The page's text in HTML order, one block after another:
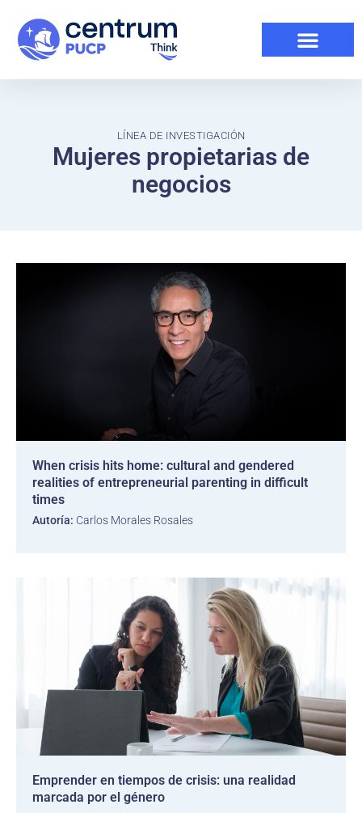
LÍNEA DE INVESTIGACIÓN
Mujeres propietarias de
negocios
When crisis hits home: cultural and gendered
realities of entrepreneurial parenting in difficult
times
Autoría: Carlos Morales Rosales
Emprender en tiempos de crisis: una realidad
marcada por el género